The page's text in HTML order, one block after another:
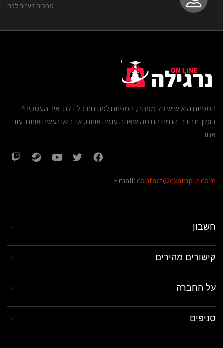
מחכים לעזור לכם
המפתח הוא שיש כל מפתח, המפתח לפתיחת כל דלת. איך העסקים?
בומין. תבורך. החיים הם מה שאתה עושה אותם, אז בואו נעשה אותם. עוד
אחד.
Email:contact@example.com
חשבון
קישורים מהירים
על החברה
סניפים